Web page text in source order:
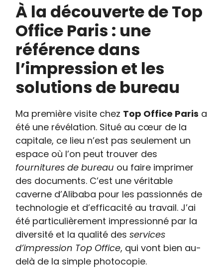
À la découverte de Top
Office Paris : une
référence dans
l’impression et les
solutions de bureau
Ma première visite chez Top Office Paris a
été une révélation. Situé au cœur de la
capitale, ce lieu n’est pas seulement un
espace où l’on peut trouver des
fournitures de bureau ou faire imprimer
des documents. C’est une véritable
caverne d’Alibaba pour les passionnés de
technologie et d’efficacité au travail. J’ai
été particulièrement impressionné par la
diversité et la qualité desservices
d’impression Top Office, qui vont bien au-
delà de la simple photocopie.